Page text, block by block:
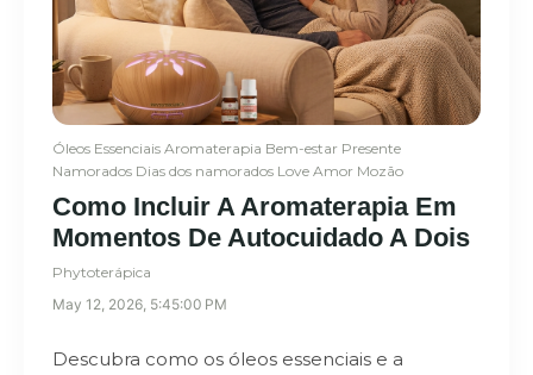
Óleos Essenciais Aromaterapia Bem-estar Presente
Namorados Dias dos namorados Love Amor Mozão
Como Incluir A Aromaterapia Em
Momentos De Autocuidado A Dois
Phytoterápica
May 12, 2026, 5:45:00 PM
Descubra como os óleos essenciais e a